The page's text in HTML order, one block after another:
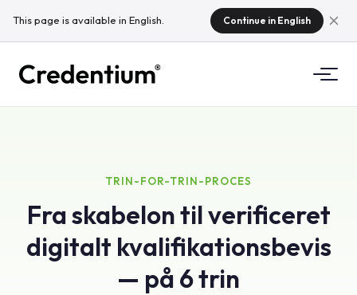
This page is available in English. Continue in English
Hvorfor Credentium
Om CloudTeam
For universiteter
For uddannelsesvirksomheder
For eventvirksomheder
Hvad er mikrokvalifikationer?
TRIN-FOR-TRIN-PROCES
Fra skabelon til verificeret
digitalt kvalifikationsbevis
— på 6 trin